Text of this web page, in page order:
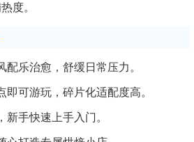
度。
配乐治愈，舒缓日常压力。
即可游玩，碎片化适配度高。
手快速上手入门。